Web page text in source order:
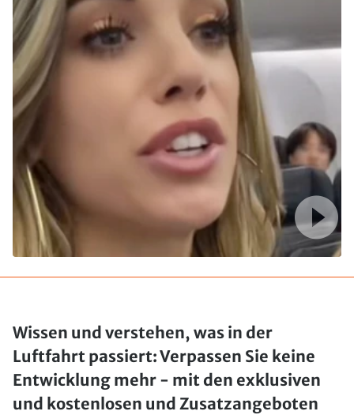
Wissen und verstehen, was in der
Luftfahrt passiert: Verpassen Sie keine
Entwicklung mehr - mit den exklusiven
und kostenlosen und Zusatzangeboten